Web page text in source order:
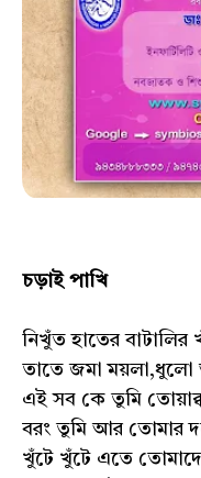
চড়াই পাখি
নিখুঁত হাতের বাটালির
তাতে জমা ময়লা,ধুলো
এই সব কে তুমি
বরং তুমি আর তোমার
খুঁটে খুঁটে এতে